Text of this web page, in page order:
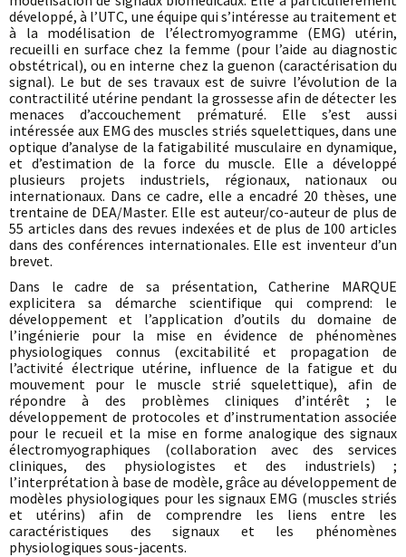
développé, à l’UTC, une équipe qui s’intéresse au traitement et
à la modélisation de l’électromyogramme (EMG) utérin,
recueilli en surface chez la femme (pour l’aide au diagnostic
obstétrical), ou en interne chez la guenon (caractérisation du
signal). Le but de ses travaux est de suivre l’évolution de la
contractilité utérine pendant la grossesse afin de détecter les
menaces d’accouchement prématuré. Elle s’est aussi
intéressée aux EMG des muscles striés squelettiques, dans une
optique d’analyse de la fatigabilité musculaire en dynamique,
et d’estimation de la force du muscle. Elle a développé
plusieurs projets industriels, régionaux, nationaux ou
internationaux. Dans ce cadre, elle a encadré 20 thèses, une
trentaine de DEA/Master. Elle est auteur/co-auteur de plus de
55 articles dans des revues indexées et de plus de 100 articles
dans des conférences internationales. Elle est inventeur d’un
brevet.
Dans le cadre de sa présentation, Catherine MARQUE
explicitera sa démarche scientifique qui comprend: le
développement et l’application d’outils du domaine de
l’ingénierie pour la mise en évidence de phénomènes
physiologiques connus (excitabilité et propagation de
l’activité électrique utérine, influence de la fatigue et du
mouvement pour le muscle strié squelettique), afin de
répondre à des problèmes cliniques d’intérêt ; le
développement de protocoles et d’instrumentation associée
pour le recueil et la mise en forme analogique des signaux
électromyographiques (collaboration avec des services
cliniques, des physiologistes et des industriels) ;
l’interprétation à base de modèle, grâce au développement de
modèles physiologiques pour les signaux EMG (muscles striés
et utérins) afin de comprendre les liens entre les
caractéristiques des signaux et les phénomènes
physiologiques sous-jacents.